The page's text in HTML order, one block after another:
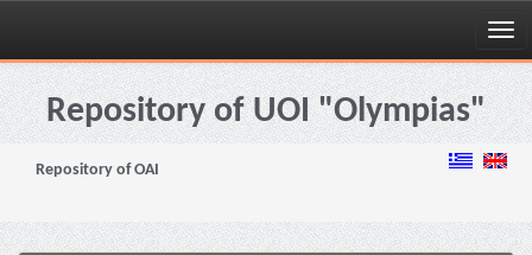
Skip
navigationRepository of UOI "Olympias"
Repository of OAI